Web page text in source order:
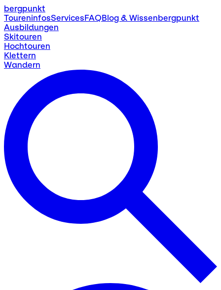
bergpunkt
ToureninfosServicesFAQBlog & Wissenbergpunkt
Ausbildungen
Skitouren
Hochtouren
Klettern
Wandern